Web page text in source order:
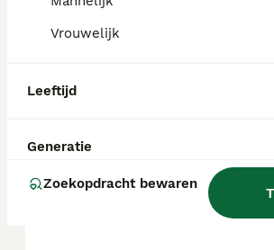
Vrouwelijk
Leeftijd
Generatie
Zoekopdracht bewaren
van de fokker en de locatie.
Is een Corgi een
Hoe oud wordt een
Corgi gemiddeld?